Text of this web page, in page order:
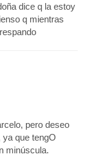
dice q la estoy
q mientras
pero deseo
ya que tengO
minúscula.